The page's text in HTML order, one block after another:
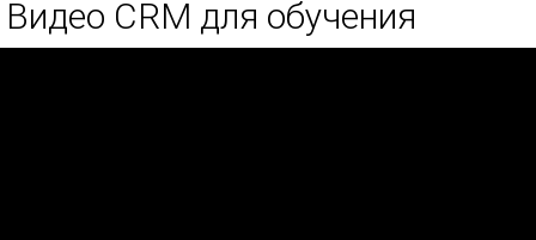
Видео CRM для обучения